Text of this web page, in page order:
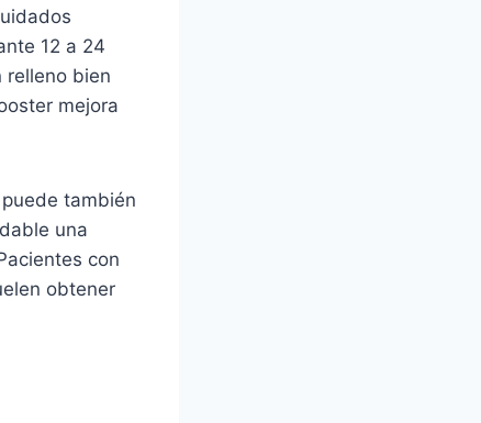
12 a 24
relleno bien
mejora
también
una
con
obtener